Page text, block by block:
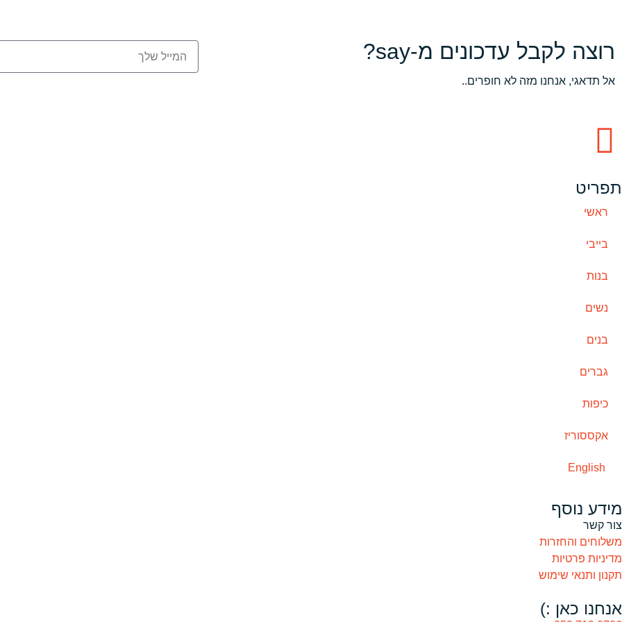
רוצה לקבל עדכונים מ-say?
אל תדאגי, אנחנו מזה לא חופרים..
תפריט
ראשי
בייבי
בנות
נשים
בנים
גברים
כיפות
אקססוריז
English
מידע נוסף
צור קשר
משלוחים והחזרות
מדיניות פרטיות
תקנון ותנאי שימוש
אנחנו כאן :)